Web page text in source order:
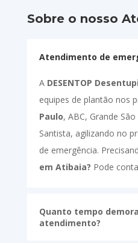
Sobre o nosso
Atendimento de
A DESENTOP
equipes de plantão nos
Paulo, ABC, Grande
Santista, agilizando no
de emergência.
em Atibaia? Pode
Quanto tempo
atendimento?